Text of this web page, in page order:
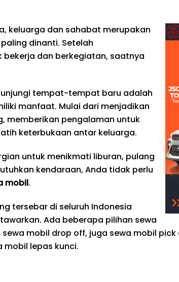
keluarga dan sahabat merupakan
dinanti. Setelah
dan berkegiatan, saatnya
tempat-tempat baru adalah
manfaat. Mulai dari menjadikan
memberikan pengalaman untuk
keterbukaan antar keluarga.
untuk menikmati liburan, pulang
kendaraan, Anda tidak perlu
mobil.
tersebar di seluruh Indonesia
Ada beberapa pilihan sewa
mobil drop off, juga sewa mobil pick
lepas kunci.